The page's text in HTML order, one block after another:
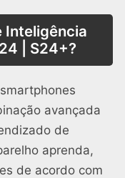
Inteligência
| S24+?
avançada
de
aprenda,
de acordo com